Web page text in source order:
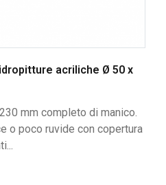
idropitture acriliche Ø 50 x
mm completo di manico.
o poco ruvide con copertura